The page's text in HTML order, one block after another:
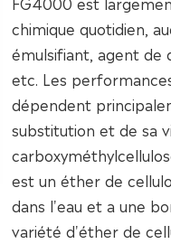
chimique quotidien,
émulsifiant, agent de
etc. Les
dépendent
substitution et de sa
est un éther de
dans l'eau et a une
variété d'éther de